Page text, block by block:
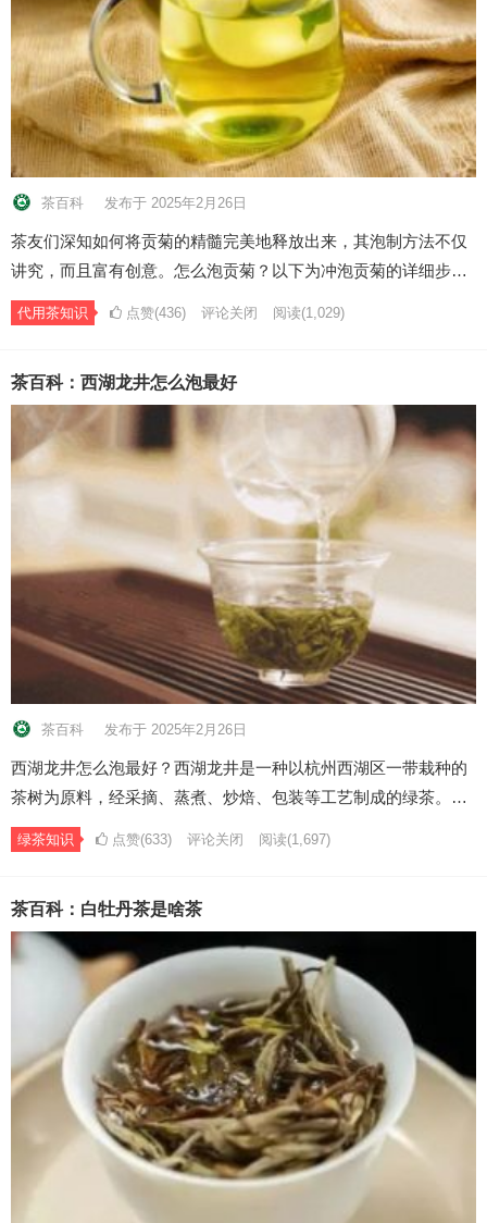
茶百科 发布于 2025年2月26日
茶友们深知如何将贡菊的精髓完美地释放出来，其泡制方法不仅
讲究，而且富有创意。怎么泡贡菊？以下为冲泡贡菊的详细步…
代用茶知识 点赞(436) 评论关闭 阅读(1,029)
茶百科：西湖龙井怎么泡最好
茶百科 发布于 2025年2月26日
西湖龙井怎么泡最好？西湖龙井是一种以杭州西湖区一带栽种的
茶树为原料，经采摘、蒸煮、炒焙、包装等工艺制成的绿茶。…
绿茶知识 点赞(633) 评论关闭 阅读(1,697)
茶百科：白牡丹茶是啥茶